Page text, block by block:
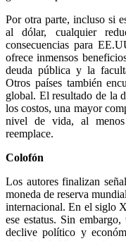
Por otra parte, incluso si
al dólar, cualquier
consecuencias para
ofrece inmensos
deuda pública y la
Otros países también
global. El resultado de la
los costos, una mayor
nivel de vida, al
reemplace.
Colofón
Los autores finalizan
moneda de reserva
internacional. En el siglo
ese estatus. Sin
declive político y